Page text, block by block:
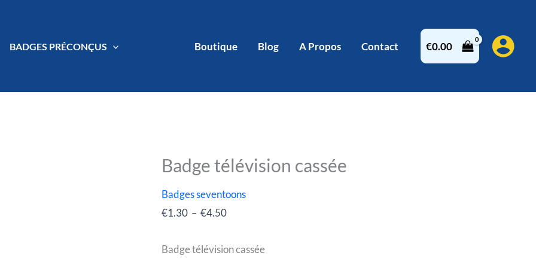
BADGES PRÉCONÇUS Boutique Blog A Propos Contact €0.00
Badge télévision cassée
Badges seventoons
€1.30 – €4.50
Plage
prix :
€4.50
Badge télévision cassée
quantité
Badge
télévision